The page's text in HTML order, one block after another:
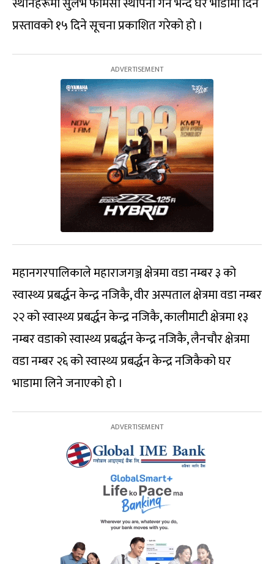
प्रस्तावको १५ दिने सूचना प्रकाशित गरेको हो ।
महानगरपालिकाले महाराजगञ्ज क्षेत्रमा वडा नम्बर ३ को
स्वास्थ्य प्रबर्द्धन केन्द्र नजिकै, वीर अस्पताल क्षेत्रमा वडा नम्बर
२२ को स्वास्थ्य प्रबर्द्धन केन्द्र नजिकै, कालीमाटी क्षेत्रमा १३
नम्बर वडाको स्वास्थ्य प्रबर्द्धन केन्द्र नजिकै, लैनचौर क्षेत्रमा
वडा नम्बर २६ को स्वास्थ्य प्रबर्द्धन केन्द्र नजिकैको घर
भाडामा लिने जनाएको हो ।